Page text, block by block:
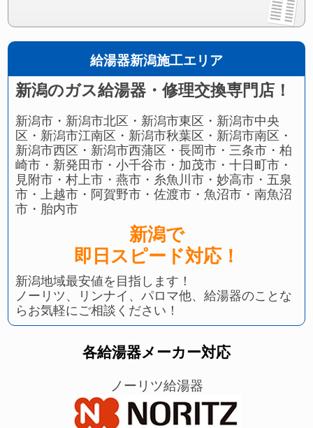
給湯器新潟施工エリア
新潟のガス給湯器・修理交換専門店！
新潟市・新潟市北区・新潟市東区・新潟市中央
区・新潟市江南区・新潟市秋葉区・新潟市南区・
新潟市西区・新潟市西蒲区・長岡市・三条市・柏
崎市・新発田市・小千谷市・加茂市・十日町市・
見附市・村上市・燕市・糸魚川市・妙高市・五泉
市・上越市・阿賀野市・佐渡市・魚沼市・南魚沼
市・胎内市
新潟で
即日スピード対応！
新潟地域最安値を目指します！
ノーリツ、リンナイ、パロマ他、給湯器のことな
らお気軽にご相談ください！
各給湯器メーカー対応
ノーリツ給湯器